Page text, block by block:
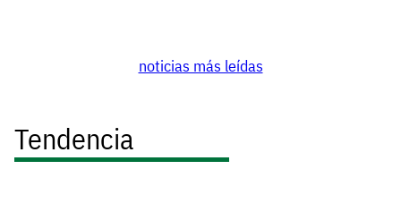
noticias más leídas
Tendencia